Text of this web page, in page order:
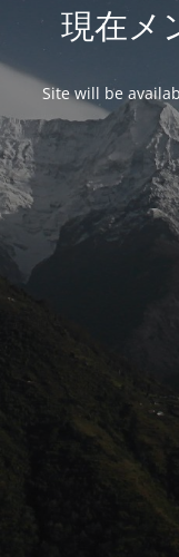
現在メ
Site will be